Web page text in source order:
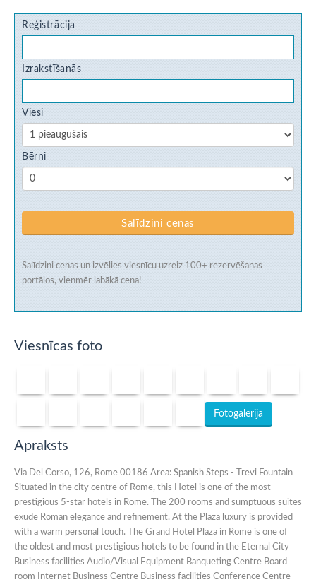
Reģistrācija
Izrakstīšanās
Viesi
Bērni
Salīdzini cenas
Salīdzini cenas un izvēlies viesnīcu uzreiz 100+ rezervēšanas
portālos, vienmēr labākā cena!
Viesnīcas foto
Fotogalerija
Apraksts
Via Del Corso, 126, Rome 00186 Area: Spanish Steps - Trevi Fountain
Situated in the city centre of Rome, this Hotel is one of the most
prestigious 5-star hotels in Rome. The 200 rooms and sumptuous suites
exude Roman elegance and refinement. At the Plaza luxury is provided
with a warm personal touch. The Grand Hotel Plaza in Rome is one of
the oldest and most prestigious hotels to be found in the Eternal City
Business facilities Audio/Visual Equipment Banqueting Centre Board
room Internet Business Centre Business facilities Conference Centre